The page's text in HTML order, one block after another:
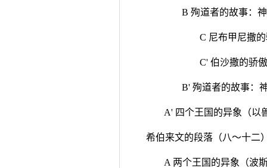
B 殉道者的故事：
C 尼布甲尼撒
C' 伯沙撒的骄
B' 殉道者的故事：
A' 四个王国的异象（以
希伯来文的段落（八～十二
A 两个王国的异象（波